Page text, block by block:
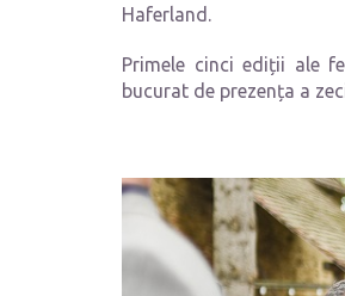
Haferland.
Primele cinci ediții ale
bucurat de prezența a